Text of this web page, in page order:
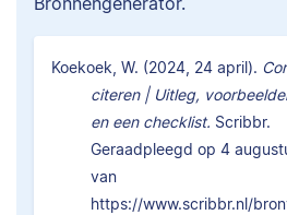
Koekoek, W. (2024, 24 april).
citeren | Uitleg,
en een checklist. Scribbr.
Geraadpleegd op 4
van
https://www.scribbr.nl/